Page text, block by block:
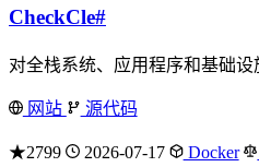
CheckCle#
对全栈系统、应用程序和基础设
网站 源代码
★2799 2026-07-17 Docker